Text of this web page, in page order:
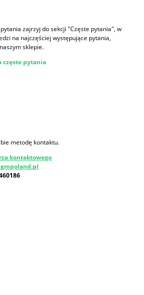
zajrzyj do sekcji "Częste pytania", w
na najczęściej występujące pytania,
sklepie.
częste pytania
metodę kontaktu.
kontaktowego